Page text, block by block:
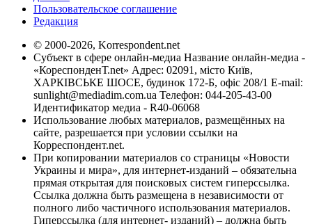
Пользовательское соглашение
Редакция
© 2000-2026, Korrespondent.net
Субъект в сфере онлайн-медиа Название онлайн-медиа -
«КореспонденТ.net» Адрес: 02091, місто Київ,
ХАРКІВСЬКЕ ШОСЕ, будинок 172-Б, офіс 208/1 E-mail:
sunlight@mediadim.com.ua Телефон: 044-205-43-00
Идентификатор медиа - R40-06068
Использование любых материалов, размещённых на
сайте, разрешается при условии ссылки на
Корреспондент.net.
При копировании материалов со страницы «Новости
Украины и мира», для интернет-изданий – обязательна
прямая открытая для поисковых систем гиперссылка.
Ссылка должна быть размещена в независимости от
полного либо частичного использования материалов.
Гиперссылка (для интернет- изданий) – должна быть